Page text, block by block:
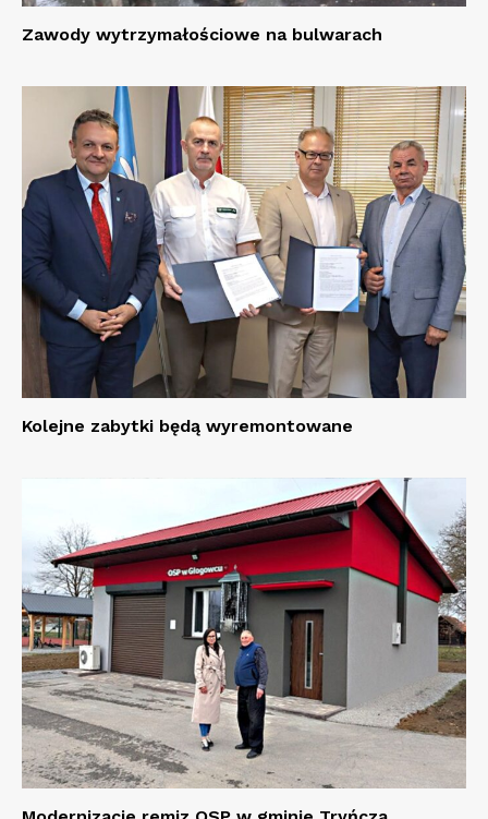
Zawody wytrzymałościowe na bulwarach
Kolejne zabytki będą wyremontowane